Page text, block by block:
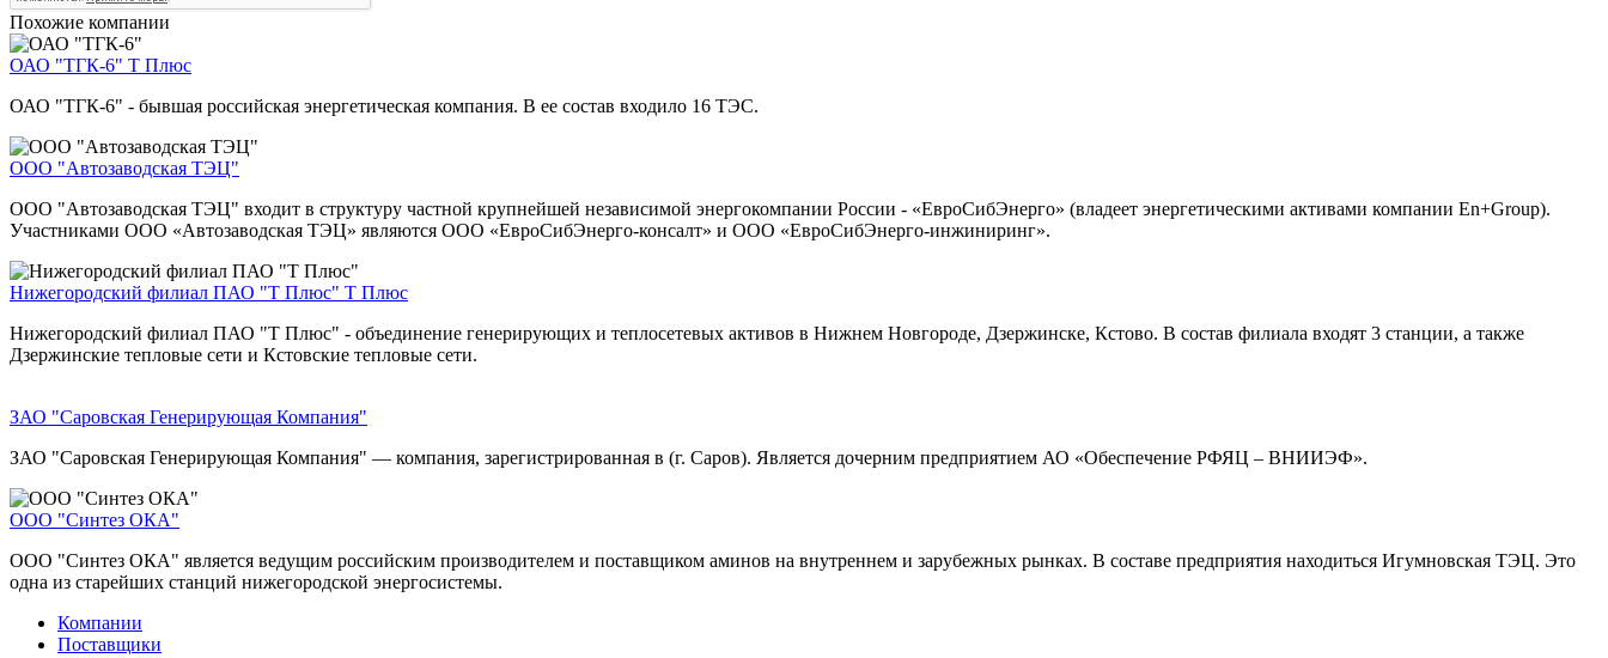
Похожие компании
ОАО "ТГК-6" Т Плюс
ОАО "ТГК-6" - бывшая российская энергетическая компания. В ее состав входило 16 ТЭС.
ООО "Автозаводская ТЭЦ"
ООО "Автозаводская ТЭЦ" входит в структуру частной крупнейшей независимой энергокомпании России - «ЕвроСибЭнерго» (владеет энергетическими активами компании En+Group).
Участниками ООО «Автозаводская ТЭЦ» являются ООО «ЕвроСибЭнерго-консалт» и ООО «ЕвроСибЭнерго-инжиниринг».
Нижегородский филиал ПАО "Т Плюс" Т Плюс
Нижегородский филиал ПАО "Т Плюс" - объединение генерирующих и теплосетевых активов в Нижнем Новгороде, Дзержинске, Кстово. В состав филиала входят 3 станции, а также
Дзержинские тепловые сети и Кстовские тепловые сети.
ЗАО "Саровская Генерирующая Компания"
ЗАО "Саровская Генерирующая Компания" — компания, зарегистрированная в (г. Саров). Является дочерним предприятием АО «Обеспечение РФЯЦ – ВНИИЭФ».
ООО "Синтез ОКА"
ООО "Синтез ОКА" является ведущим российским производителем и поставщиком аминов на внутреннем и зарубежных рынках. В составе предприятия находиться Игумновская ТЭЦ. Это
одна из старейших станций нижегородской энергосистемы.
Компании
Поставщики